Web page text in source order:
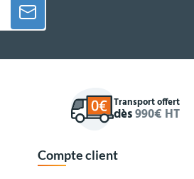
Transport offert
dès990€ HT
Compte client